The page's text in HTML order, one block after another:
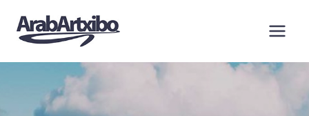
contenido